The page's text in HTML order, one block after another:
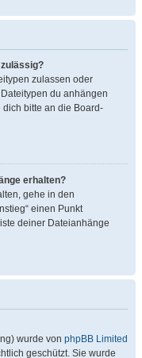
zulassen oder
du anhängen
dich bitte an die Board-
erhalten?
gehe in den
einen Punkt
deiner Dateianhänge
wurde von phpBB Limited
geschützt. Sie wurde